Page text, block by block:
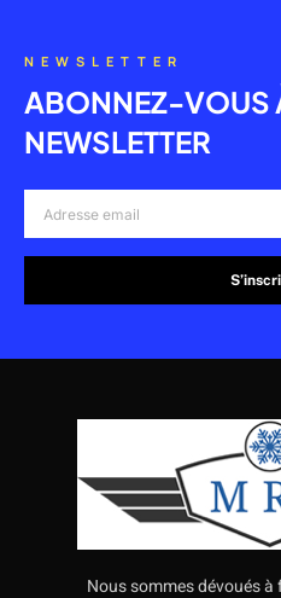
NEWSLETTER
ABONNEZ-VOUS
NEWSLETTER
email
Nous sommes dévoués